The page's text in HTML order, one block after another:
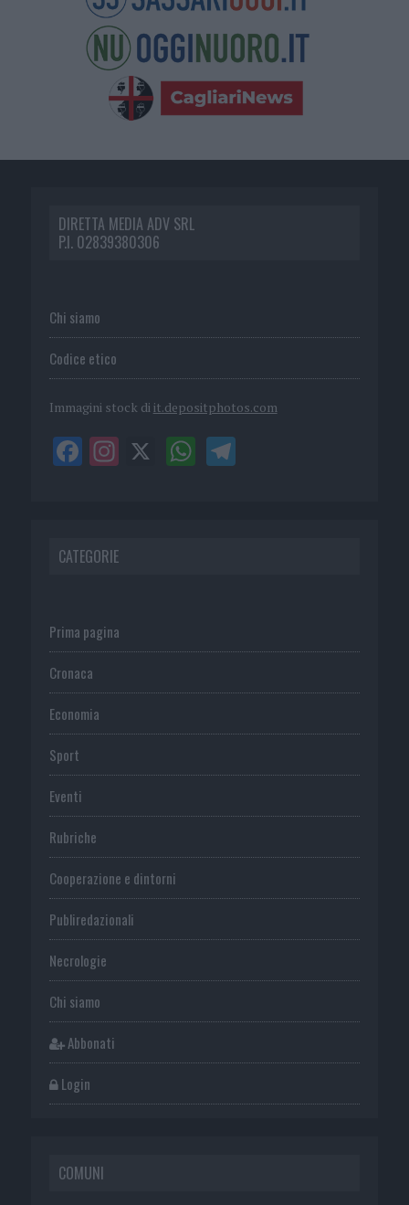
DIRETTA MEDIA ADV SRL
P.I. 02839380306
Chi siamo
Codice etico
Immagini stock di it.depositphotos.com
CATEGORIE
Prima pagina
Cronaca
Economia
Sport
Eventi
Rubriche
Cooperazione e dintorni
Publiredazionali
Necrologie
Chi siamo
Abbonati
Login
COMUNI